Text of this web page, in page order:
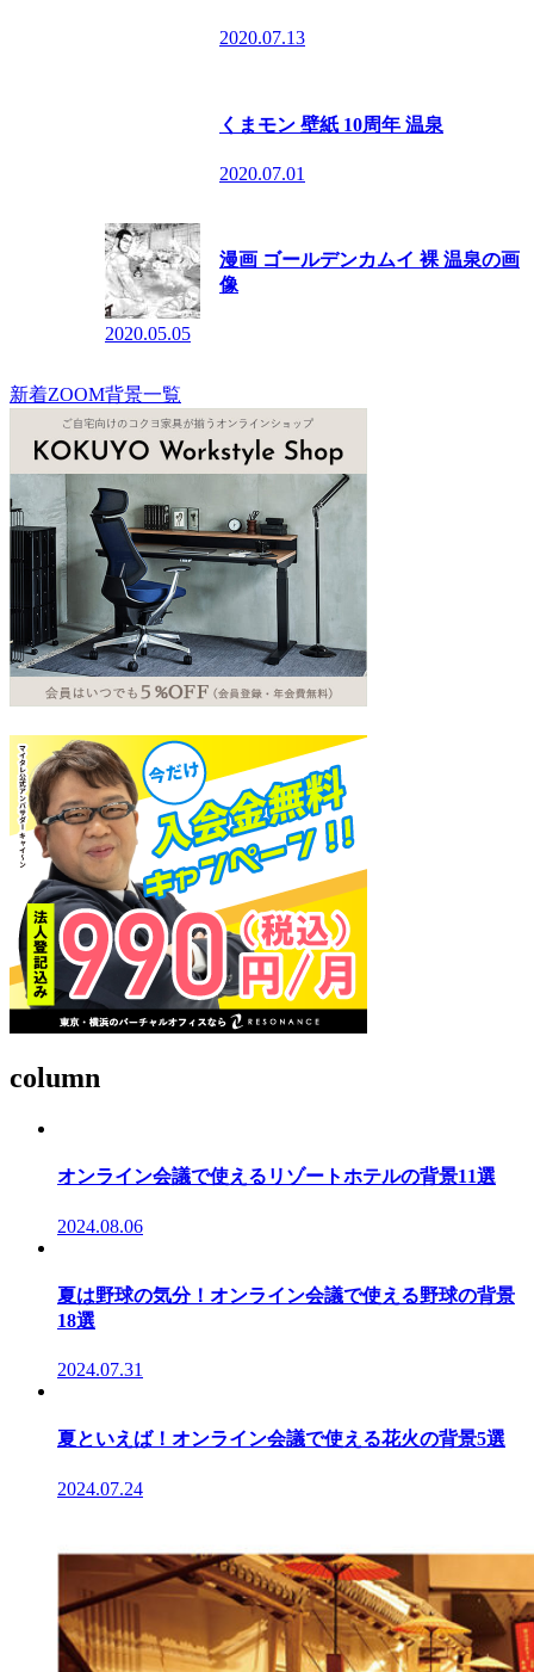
2020.07.13
くまモン 壁紙 10周年 温泉
2020.07.01
漫画 ゴールデンカムイ 裸 温泉の画
像
2020.05.05
新着ZOOM背景一覧
column
オンライン会議で使えるリゾートホテルの背景11選
2024.08.06
夏は野球の気分！オンライン会議で使える野球の背景
18選
2024.07.31
夏といえば！オンライン会議で使える花火の背景5選
2024.07.24